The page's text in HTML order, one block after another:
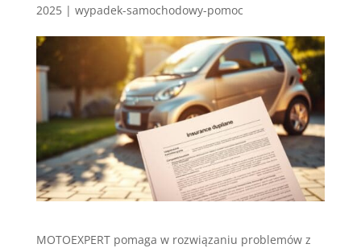
2025| wypadek-samochodowy-pomoc
MOTOEXPERT pomaga w rozwiązaniu problemów z